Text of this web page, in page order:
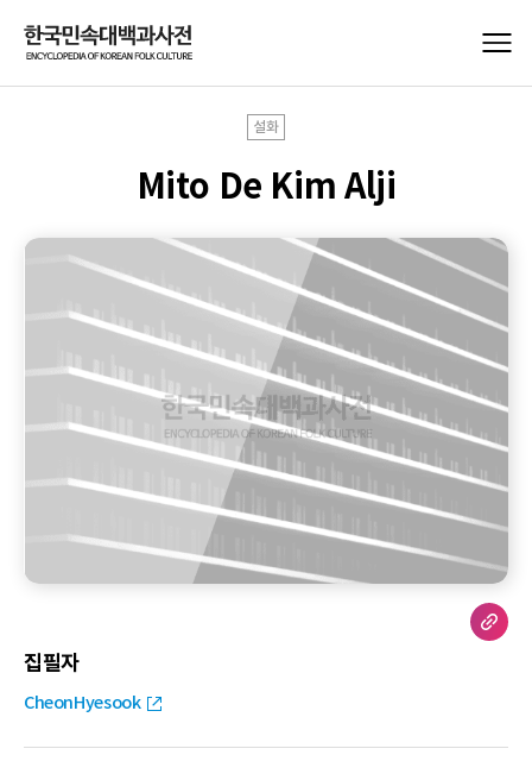
설화
Mito De Kim Alji
집필자
CheonHyesook